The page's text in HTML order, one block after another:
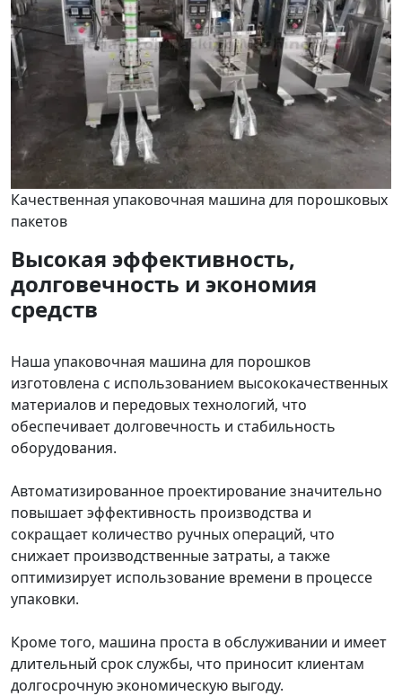
Качественная упаковочная машина для порошковых
пакетов
Высокая эффективность,
долговечность и экономия
средств
Наша упаковочная машина для порошков
изготовлена ​​с использованием высококачественных
материалов и передовых технологий, что
обеспечивает долговечность и стабильность
оборудования.
Автоматизированное проектирование значительно
повышает эффективность производства и
сокращает количество ручных операций, что
снижает производственные затраты, а также
оптимизирует использование времени в процессе
упаковки.
Кроме того, машина проста в обслуживании и имеет
длительный срок службы, что приносит клиентам
долгосрочную экономическую выгоду.